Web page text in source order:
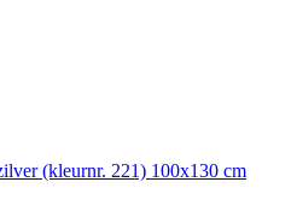
(kleurnr. 221) 100x130 cm